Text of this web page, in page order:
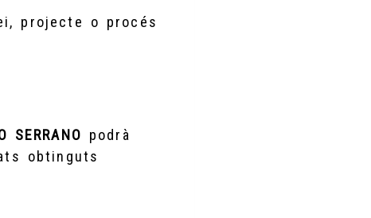
projecte o procés
SERRANO podrà
obtinguts